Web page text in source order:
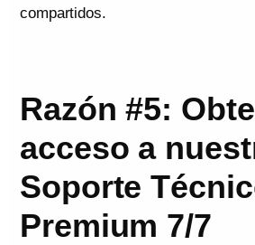
compartidos.
Razón #5:
acceso a
Soporte
Premium 7/7